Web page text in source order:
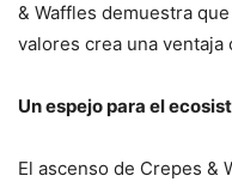
& Waffles demuestra
valores crea una
Un espejo para el
El ascenso de Crepes &